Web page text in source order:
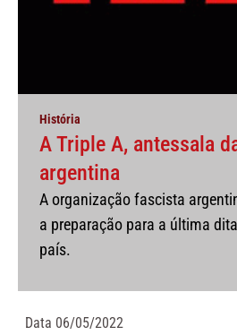
História
A Triple A, antessala
argentina
A organização fascista
a preparação para a última
país.
Data 06/05/2022